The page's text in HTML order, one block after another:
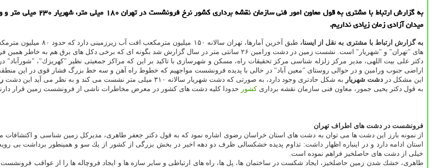
میدان آزادی زمان زیادی نداریم.
به گزارش ارتباط با مشتری به نقل از ایسنا،
های "تهران" و "شهریار" است. نشست زمین در دشت ورامین ۲۶ سانتی متر در سال گزارش شد بگونه ای كه برخی دكل های برق هم به خاطر همین فرونشست ها كج شده اند.
دكتر علی بیت اللهی، مدیر مركز زلزله شناسی مركز تحقیقات راه، مسكن و شهرسازی با تاكید بر این كه مراكز جمعیتی نظیر "كهریزك"،
اراضی جنوب ورامین و در حوالی روستای "معین آباد" در حالی با پدیده فرونشست مواجهیم كه خطوط راه آهن و سه خط بزرگ فشار قوی در این
این مشكل در دشت شهریار به شكل حادتری وجود دارد، به صورتی كه دشت شهریار سالانه ۳۱۰ میلی متر نشست می كند و به نظر می آید این دشت
به قول دكتر یحیی جمور، معاون فنی سازمان نقشه برداری كشور حدودا كلیه دشت های كشور در معرض مخاطرات ناشی از فرونشست زمین قرار
فرونشست در دشت های اطراف تهران
از نمونه بارز این دشت ها می توان به دشت های استان خراسان رضوی اشاره نمود كه به قول دكتر جعفر طاهری، مدیركل زمین شناسی و
استان ادامه دارد و در اینباره اظهار داشت: تداوم پدیده خشكسالی ظرف دو دهه اخیر در بخش بزرگی از كشور از یك سو و همینطور برداشت بی
خیلی از دشت های حاصلخیز فراهم نموده است.
طاهری، خشك شدن زمین حاصلخیز، ایجاد شكست در ساختمان ها، پل ها، راه های ارتباطی و سایر سازه ها و ایجاد فروچاله ها را از عواقب